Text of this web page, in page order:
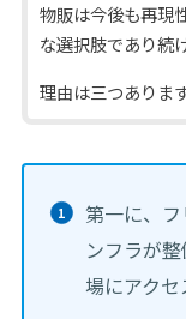
物販は今後も再現
な選択肢であり続
理由は三つあります
第一に、
ンフラが
場にアクセ